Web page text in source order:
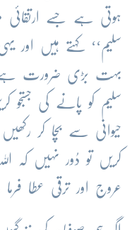
ہوتی ہے جسے ارتقائی
سلیم‘‘ کہتے ہیں اور
بہت بڑی ضرورت
سلیم کو پانے کی جستجو
حیوانی سے بچا کر رکھیں
کریں تو دُور نہیں کہ اللہ
عروج اور ترقّی عطا فرما